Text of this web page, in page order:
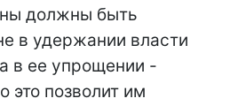
должны быть
в удержании власти
в ее упрощении -
это позволит им